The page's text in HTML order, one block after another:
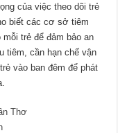
của việc theo dõi trẻ
biết các cơ sở tiêm
trẻ để đảm bảo an
tiêm, cần hạn chế vận
vào ban đêm để phát
Thơ